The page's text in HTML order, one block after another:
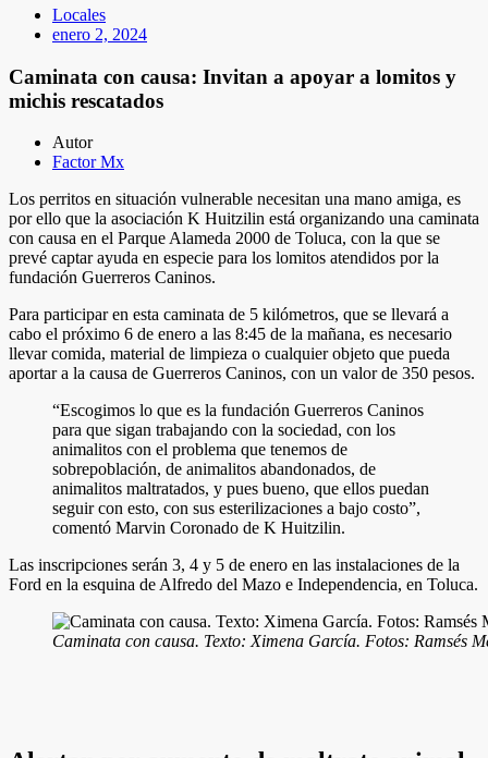
Locales
enero 2, 2024
Caminata con causa: Invitan a apoyar a lomitos y
michis rescatados
Autor
Factor Mx
Los perritos en situación vulnerable necesitan una mano amiga, es
por ello que la asociación K Huitzilin está organizando una caminata
con causa en el Parque Alameda 2000 de Toluca, con la que se
prevé captar ayuda en especie para los lomitos atendidos por la
fundación Guerreros Caninos.
Para participar en esta caminata de 5 kilómetros, que se llevará a
cabo el próximo 6 de enero a las 8:45 de la mañana, es necesario
llevar comida, material de limpieza o cualquier objeto que pueda
aportar a la causa de Guerreros Caninos, con un valor de 350 pesos.
“Escogimos lo que es la fundación Guerreros Caninos
para que sigan trabajando con la sociedad, con los
animalitos con el problema que tenemos de
sobrepoblación, de animalitos abandonados, de
animalitos maltratados, y pues bueno, que ellos puedan
seguir con esto, con sus esterilizaciones a bajo costo”,
comentó Marvin Coronado de K Huitzilin.
Las inscripciones serán 3, 4 y 5 de enero en las instalaciones de la
Ford en la esquina de Alfredo del Mazo e Independencia, en Toluca.
Caminata con causa. Texto: Ximena García. Fotos: Ramsés